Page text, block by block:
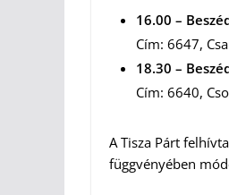
16.00 –
Cím: 6647,
18.30 –
Cím: 6640,
A Tisza Párt
függvényében